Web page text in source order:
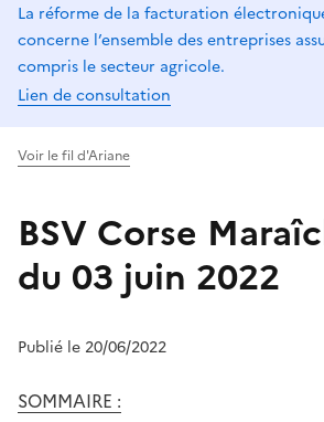
La réforme de la facturation
concerne l’ensemble des entreprises
compris le secteur agricole.
Lien de consultation
Voir le fil d'Ariane
BSV Corse
du 03 juin 2022
Publié le 20/06/2022
SOMMAIRE :